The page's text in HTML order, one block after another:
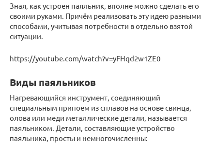
Зная, как устроен паяльник, вполне можно сделать его
своими руками. Причём реализовать эту идею разными
способами, учитывая потребности в отдельно взятой
ситуации.
https://youtube.com/watch?v=yFHqd2w1ZE0
Виды паяльников
Нагревающийся инструмент, соединяющий
специальным припоем из сплавов на основе свинца,
олова или меди металлические детали, называется
паяльником. Детали, составляющие устройство
паяльника, просты и немногочисленны: